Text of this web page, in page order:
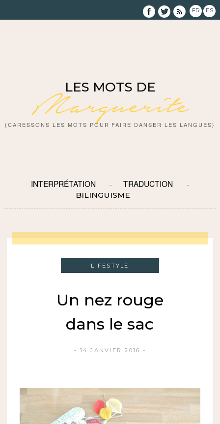
FR ES
LES MOTS DE
Marguerite
{CARESSONS LES MOTS POUR FAIRE DANSER LES LANGUES}
INTERPRÉTATION TRADUCTION
BILINGUISME
LIFESTYLE
Un nez rouge
dans le sac
14 JANVIER 2016